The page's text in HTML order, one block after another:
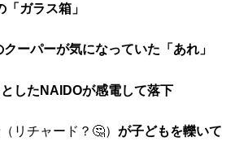
ガラス箱」
ーパーが気になっていた「あれ」
したNAIDOが感電して落下
（リチャード？🤔） が子どもを轢いて